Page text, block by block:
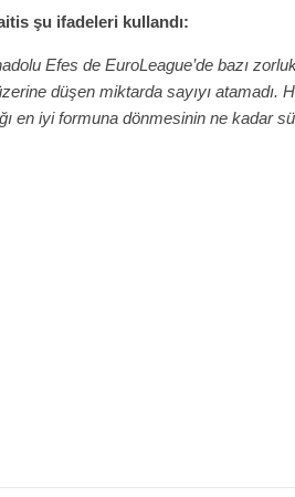
şu ifadeleri kullandı:
Efes de EuroLeague’de bazı
düşen miktarda sayıyı atamadı.
en iyi formuna dönmesinin ne kadar